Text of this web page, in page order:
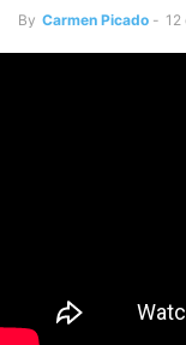
By Carmen Picado - 12